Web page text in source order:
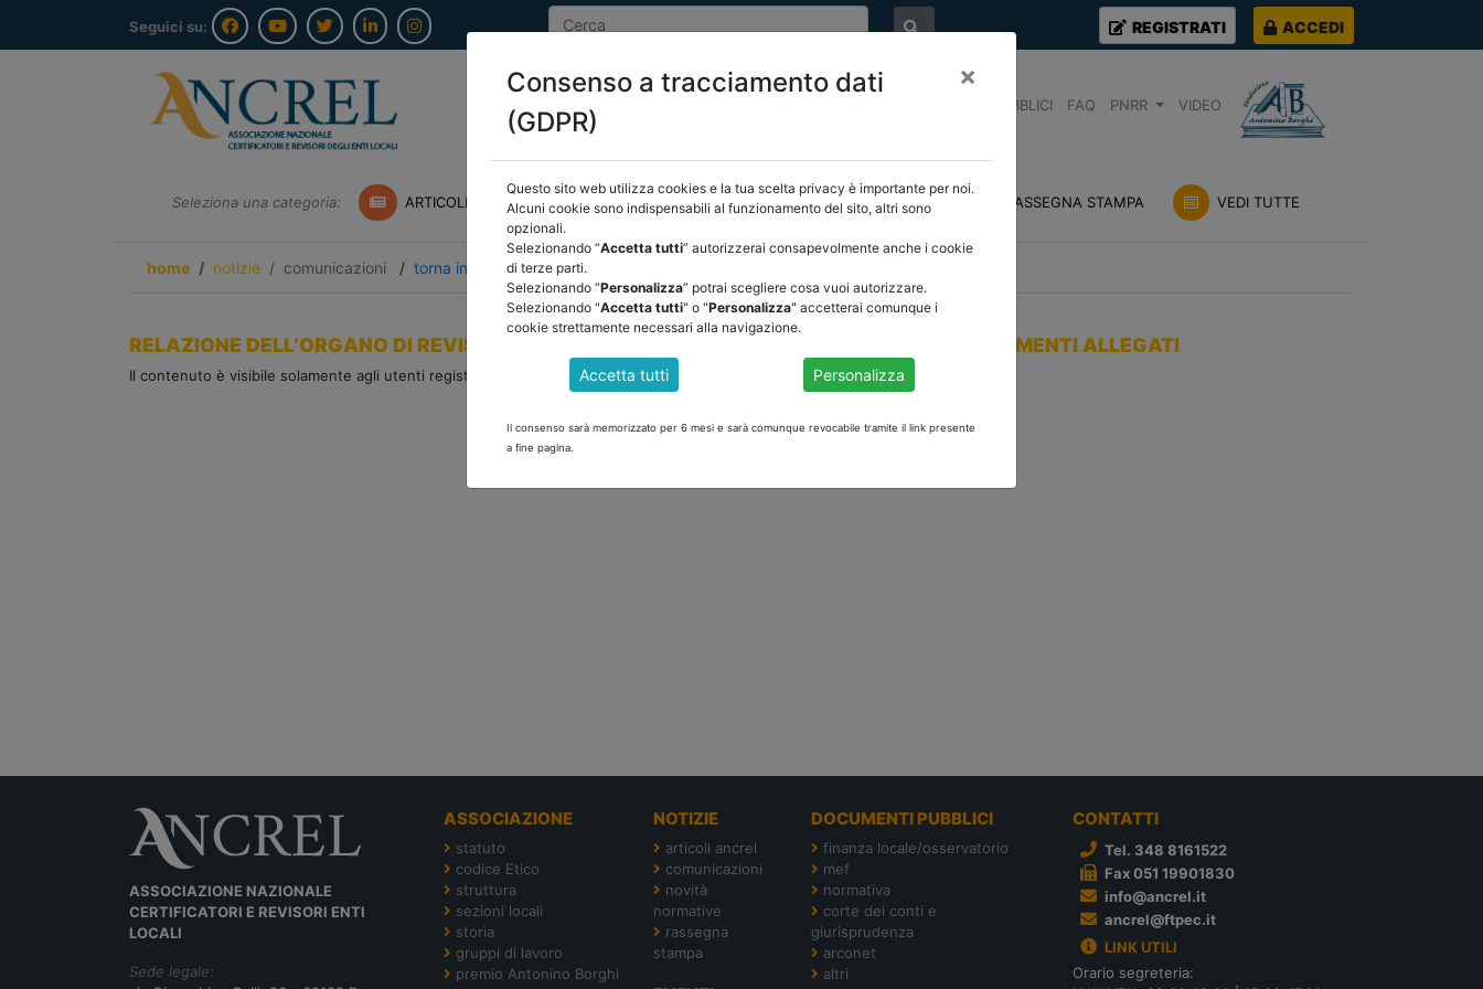
Seguici su: REGISTRATI ACCEDI
DOCUMENTI PUBBLICI FAQ PNRR VIDEO
Seleziona una categoria: ARTICOLI ANCREL COMUNICAZIONI NOVITÀ NORMATIVE RASSEGNA STAMPA VEDI TUTTE
home notizie comunicazioni / torna indietro
RELAZIONE DELL’ORGANO DI REVISIONE SUL RENDICONTO DELLA GESTIONE 2025 E DOCUMENTI ALLEGATI
Il contenuto è visibile solamente agli utenti registrati. Effettua il login!
ASSOCIAZIONE NAZIONALE
CERTIFICATORI E REVISORI ENTI
LOCALI
Sede legale:
ASSOCIAZIONE
statuto
codice Etico
struttura
sezioni locali
storia
gruppi di lavoro
premio Antonino Borghi
NOTIZIE
articoli ancrel
comunicazioni
novità
normative
rassegna
stampa
DOCUMENTI PUBBLICI
finanza locale/osservatorio
mef
normativa
corte dei conti e
giurisprudenza
arconet
altri
CONTATTI
Tel. 348 8161522
Fax 051 19901830
info@ancrel.it
ancrel@ftpec.it
LINK UTILI
Orario segreteria:
Consenso a tracciamento dati
(GDPR)
×
Questo sito web utilizza cookies e la tua scelta privacy è importante per noi.
Alcuni cookie sono indispensabili al funzionamento del sito, altri sono
opzionali.
Selezionando “Accetta tutti” autorizzerai consapevolmente anche i cookie
di terze parti.
Selezionando “Personalizza” potrai scegliere cosa vuoi autorizzare.
Selezionando "Accetta tutti" o "Personalizza" accetterai comunque i
cookie strettamente necessari alla navigazione.
Accetta tutti Personalizza
Il consenso sarà memorizzato per 6 mesi e sarà comunque revocabile tramite il link presente
a fine pagina.